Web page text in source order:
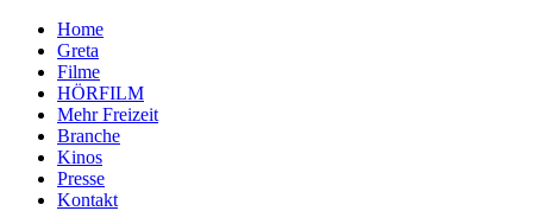
Home
Greta
Filme
HÖRFILM
Mehr Freizeit
Branche
Kinos
Presse
Kontakt